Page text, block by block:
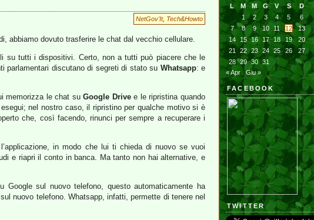
NetGov'It, Tech&Howto
abbiamo dovuto trasferire le chat dal vecchio cellulare.
su tutti i dispositivi. Certo, non a tutti può piacere che le
parlamentari discutano di segreti di stato su Whatsapp: e
memorizza le chat suGoogle Drivee le ripristina quando
nel nostro caso, il ripristino per qualche motivo si è
che, così facendo, rinunci per sempre a recuperare i
in modo che lui ti chieda di nuovo se vuoi
e riapri il conto in banca. Ma tanto non hai alternative, e
sul nuovo telefono, questo automaticamente ha
nuovo telefono. Whatsapp, infatti, permette di tenere nel
L M M G V S
D
1
2 3 4 5
6
7
8 9 10 11 12
13
14
15 16 17 18 19
20
21
22 23 24 25 26
27
28 29 30
31
« Apr
Giu »
FACEBOOK
TWITTER